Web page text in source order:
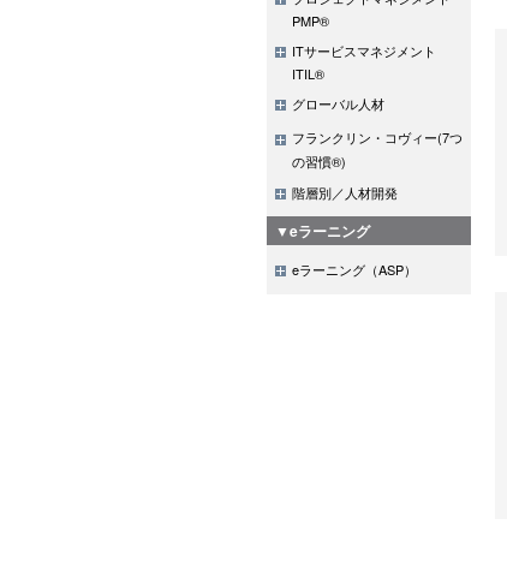
PMP®
ITサービスマネジメント
ITIL®
グローバル人材
フランクリン・コヴィー(7つ
の習慣®)
階層別／人材開発
▼eラーニング
eラーニング（ASP）